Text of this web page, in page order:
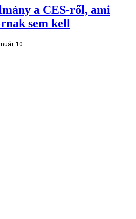
a CES-ről, ami
sem kell
10.